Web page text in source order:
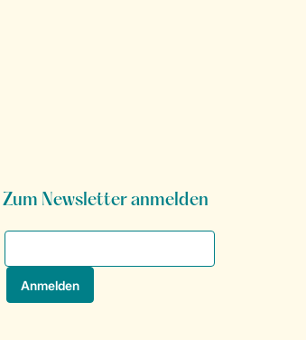
Zum Newsletter anmelden